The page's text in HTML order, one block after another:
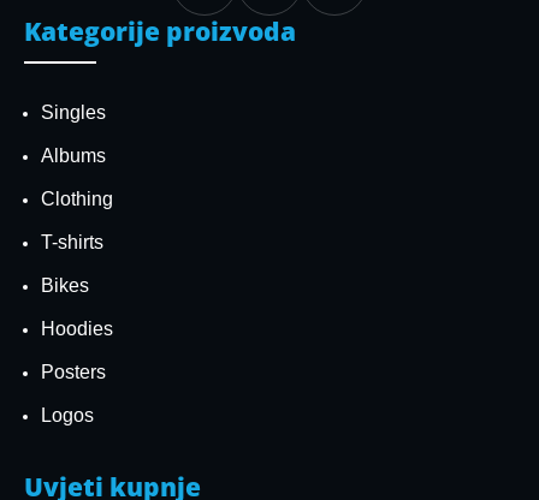
Kategorije proizvoda
Singles
Albums
Clothing
T-shirts
Bikes
Hoodies
Posters
Logos
Uvjeti kupnje